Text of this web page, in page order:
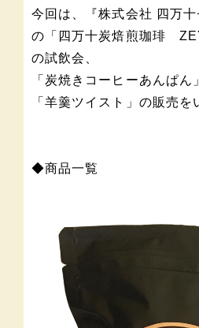
今回は、『株式会社 四万十
の「四万十炭焙煎珈琲
の試飲会、
「炭焼きコーヒーあんぱん
「羊羹ツイスト」の販売を
◆商品一覧